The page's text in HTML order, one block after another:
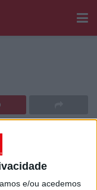
e/ou acedemos